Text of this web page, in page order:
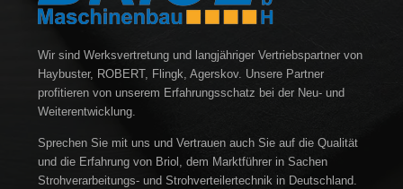
Wir sind Werksvertretung und langjähriger Vertriebspartner von
Haybuster, ROBERT, Flingk, Agerskov. Unsere Partner
profitieren von unserem Erfahrungsschatz bei der Neu- und
Weiterentwicklung.
Sprechen Sie mit uns und Vertrauen auch Sie auf die Qualität
und die Erfahrung von Briol, dem Marktführer in Sachen
Strohverarbeitungs- und Strohverteilertechnik in Deutschland.